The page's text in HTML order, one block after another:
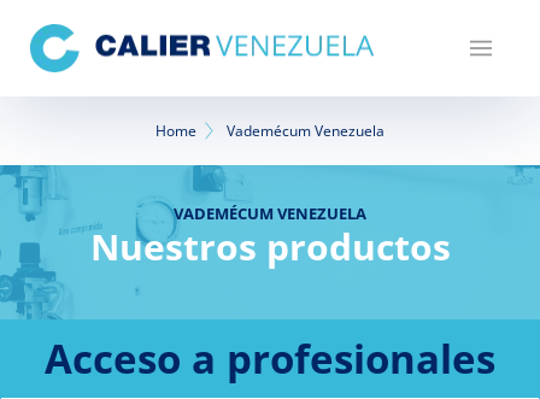
contenido
principal
Sobrescribir
enlaces
de
ayuda
la
navegación
Home Vademécum Venezuela
VADEMÉCUM VENEZUELA
Nuestros productos
Acceso a profesionales